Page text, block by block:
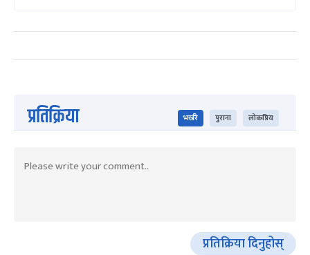
प्रतिक्रिया भर्खरै पुराना लोकप्रिय
प्रतिक्रिया दिनुहोस्